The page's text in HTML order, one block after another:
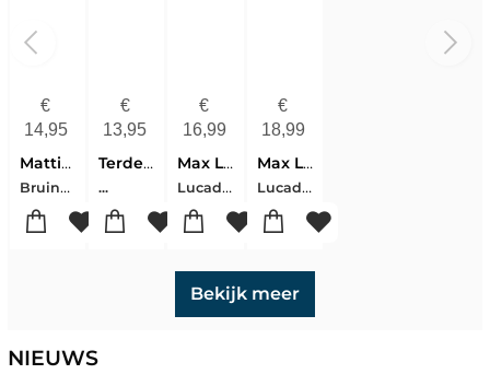
€
14,95
Mattie De Bruine Agenda 2027
Bruine, Mattie, De
€
13,95
Terdege Agenda 2027
...
€
16,99
Max Lucado Agenda 2027 - Klein
Lucado, Max
€
18,99
Max Lucado Agenda 2027 - Groot
Lucado, Max
Bekijk meer
NIEUWS